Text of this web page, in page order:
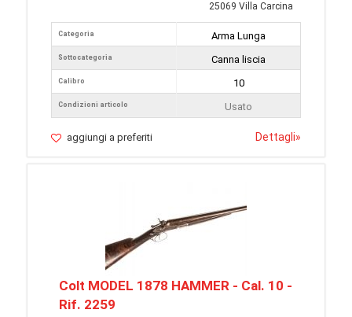
25069 Villa Carcina
Categoria
Sottocategoria
Calibro
Condizioni articolo
Arma Lunga
Canna liscia
10
Usato
aggiungi a preferiti Dettagli»
Colt MODEL 1878 HAMMER - Cal. 10 -
Rif. 2259